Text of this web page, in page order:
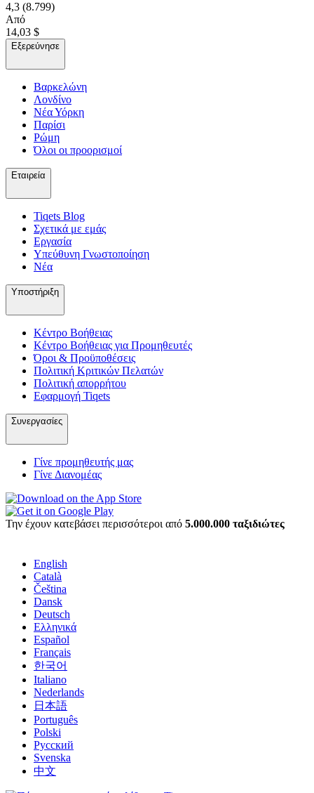
4,3 (8.799)
Από
14,03 $
Εξερεύνησε
Βαρκελώνη
Λονδίνο
Νέα Υόρκη
Παρίσι
Ρώμη
Όλοι οι προορισμοί
Εταιρεία
Tiqets Βlog
Σχετικά με εμάς
Εργασία
Υπεύθυνη Γνωστοποίηση
Νέα
Υποστήριξη
Κέντρο Βοήθειας
Κέντρο Βοήθειας για Προμηθευτές
Όροι & Προϋποθέσεις
Πολιτική Κριτικών Πελατών
Πολιτική απορρήτου
Εφαρμογή Tiqets
Συνεργασίες
Γίνε προμηθευτής μας
Γίνε Διανομέας
Την έχουν κατεβάσει περισσότεροι από 5.000.000 ταξιδιώτες
English
Català
Čeština
Dansk
Deutsch
Ελληνικά
Español
Français
한국어
Italiano
Nederlands
日本語
Português
Polski
Русский
Svenska
中文